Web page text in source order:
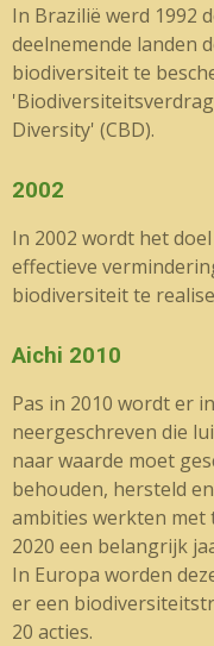
In Brazilië werd 1992
deelnemende landen
biodiversiteit te
Diversity' (CBD).
2002
In 2002 wordt het
effectieve
biodiversiteit te
Aichi 2010
Pas in 2010 wordt er
neergeschreven die
naar waarde moet
behouden, hersteld
ambities werkten met
2020 een belangrijk
In Europa worden
er een
20 acties.